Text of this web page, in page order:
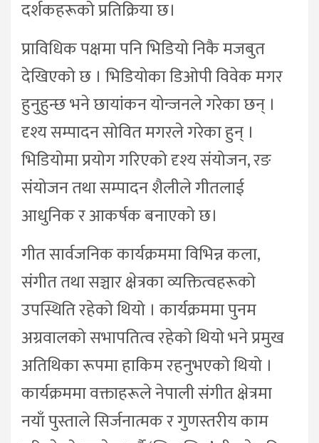
दर्शकहरूको प्रतिक्रिया छ।
प्राविधिक पक्षमा पनि भिडियो निकै मजबुत
देखिएको छ । भिडियोका डिओपी विवेक मगर
हुनुहुन्छ भने छायांकन योन्जनले गरेका छन् ।
दृश्य सम्पादन सोवित मगरले गरेका हुन् ।
भिडियोमा प्रयोग गरिएको दृश्य संयोजन, रङ
संयोजन तथा सम्पादन शैलीले गीतलाई
आधुनिक र आकर्षक बनाएको छ।
गीत सार्वजनिक कार्यक्रममा विभिन्न कला,
संगीत तथा सञ्चार क्षेत्रका व्यक्तित्वहरूको
उपस्थिति रहेको थियो । कार्यक्रममा पुनम
अग्रवालको सभापतित्व रहेको थियो भने प्रमुख
अतिथिका रूपमा हाकिम रहनुभएको थियो ।
कार्यक्रममा वक्ताहरूले नेपाली संगीत क्षेत्रमा
नयाँ पुस्ताले सिर्जनात्मक र गुणस्तरीय काम